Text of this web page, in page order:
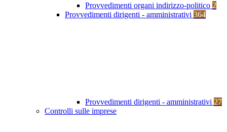
Provvedimenti organi indirizzo-politico 2
Provvedimenti dirigenti - amministrativi 364
Provvedimenti dirigenti - amministrativi 27
Controlli sulle imprese